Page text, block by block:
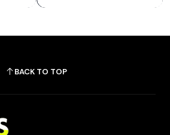
BACK TO TOP